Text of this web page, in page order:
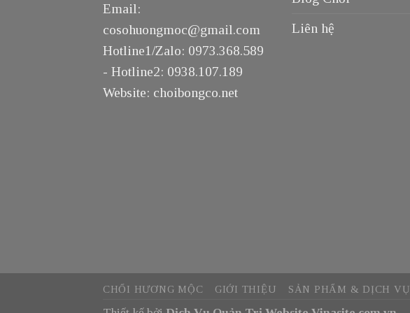
Email:
cosohuongmoc@gmail.com
Hotline1/Zalo: 0973.368.589
- Hotline2: 0938.107.189
Website: choibongco.net
Liên hệ
CHỔI HƯƠNG MỘC GIỚI THIỆU SẢN PHẨM & DỊCH VỤ